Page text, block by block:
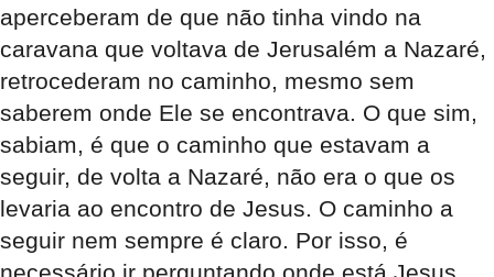
aperceberam de que não tinha vindo na
caravana que voltava de Jerusalém a Nazaré,
retrocederam no caminho, mesmo sem
saberem onde Ele se encontrava. O que sim,
sabiam, é que o caminho que estavam a
seguir, de volta a Nazaré, não era o que os
levaria ao encontro de Jesus. O caminho a
seguir nem sempre é claro. Por isso, é